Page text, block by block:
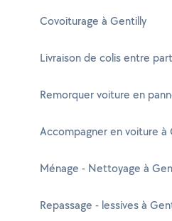
Covoiturage à Gentilly
Livraison de colis entre
Remorquer voiture en
Accompagner en voiture à
Ménage - Nettoyage à
Repassage - lessives à